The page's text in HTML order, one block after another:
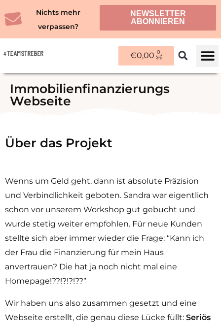
Inhalt
Nichts mehr
verpassen?
NEWSLETTER
ABONNIEREN
€0,00 0
WARENKORB
Immobilienfinanzierungs
Webseite
Über das Projekt
Wenns um Geld geht, dann ist absolute Präzision
und Verbindlichkeit geboten. Sandra war eigentlich
schon vor unserem Workshop gut gebucht und
wurde stetig weiter empfohlen. Für neue Kunden
stellte sich aber immer wieder die Frage: “Kann ich
der Frau die Finanzierung für mein Haus
anvertrauen? Die hat ja noch nicht mal eine
Homepage!??!?!?!??”
Wir haben uns also zusammen gesetzt und eine
Webseite erstellt, die genau diese Lücke füllt: Seriös